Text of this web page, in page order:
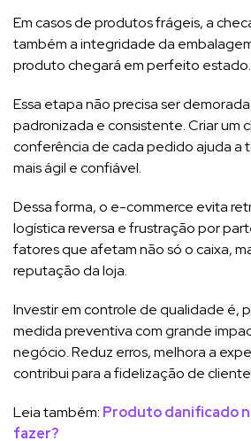
Em casos de produtos frágeis, a
também a integridade da
produto chegará em perfeito estado.
Essa etapa não precisa ser
padronizada e consistente. Criar um
conferência de cada pedido ajuda a
mais ágil e confiável.
Dessa forma, o e-commerce evita
logística reversa e frustração por
fatores que afetam não só o caixa,
reputação da loja.
Investir em controle de qualidade é,
medida preventiva com grande
negócio. Reduz erros, melhora a
contribui para a fidelização de
Leia também: Produto danificado
fazer?